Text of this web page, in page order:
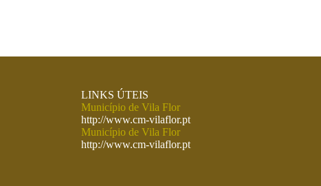
LINKS ÚTEIS
Município de Vila Flor
http://www.cm-vilaflor.pt
Município de Vila Flor
http://www.cm-vilaflor.pt